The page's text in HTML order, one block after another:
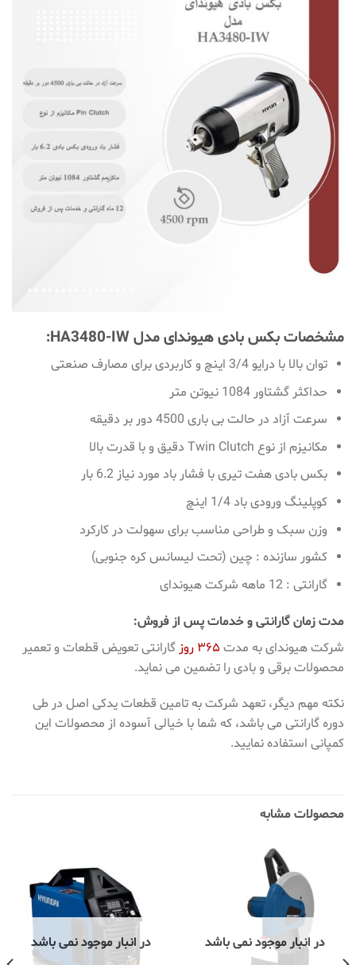
مشخصات بکس بادی هیوندای مدل HA3480-IW:
توان بالا با درایو 3/4 اینچ و کاربردی برای مصارف صنعتی
حداکثر گشتاور 1084 نیوتن متر
سرعت آزاد در حالت بی باری 4500 دور بر دقیقه
مکانیزم از نوع Twin Clutch دقیق و با قدرت بالا
بکس بادی هفت تیری با فشار باد مورد نیاز 6.2 بار
کوپلینگ ورودی باد 1/4 اینچ
وزن سبک و طراحی مناسب برای سهولت در کارکرد
کشور سازنده : چین (تحت لیسانس کره جنوبی)
گارانتی : 12 ماهه شرکت هیوندای
مدت زمان گارانتی و خدمات پس از فروش:
شرکت هیوندای به مدت ۳۶۵ روز
گارانتی تعویض قطعات و تعمیر
محصولات برقی و بادی را تضمین می نماید.
نکته مهم دیگر، تعهد شرکت به تامین قطعات یدکی اصل در طی
دوره گارانتی می باشد، که شما با خیالی آسوده از محصولات این
کمپانی استفاده نمایید.
محصولات مشابه
در انبار موجود نمی باشد در انبار موجود نمی باشد